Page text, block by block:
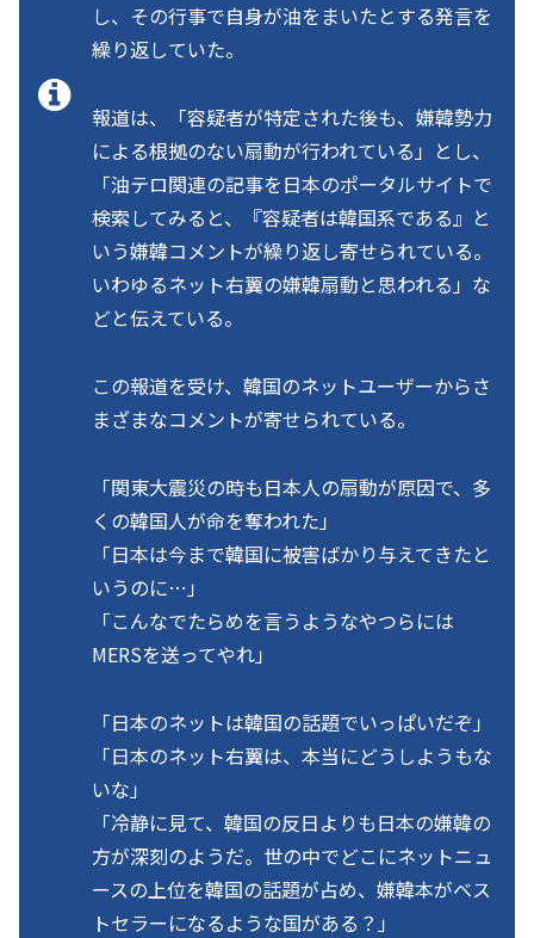
し、その行事で自身が油をまいたとする発言を
繰り返していた。
報道は、「容疑者が特定された後も、嫌韓勢力
による根拠のない扇動が行われている」とし、
「油テロ関連の記事を日本のポータルサイトで
検索してみると、『容疑者は韓国系である』と
いう嫌韓コメントが繰り返し寄せられている。
いわゆるネット右翼の嫌韓扇動と思われる」な
どと伝えている。
この報道を受け、韓国のネットユーザーからさ
まざまなコメントが寄せられている。
「関東大震災の時も日本人の扇動が原因で、多
くの韓国人が命を奪われた」
「日本は今まで韓国に被害ばかり与えてきたと
いうのに…」
「こんなでたらめを言うようなやつらには
MERSを送ってやれ」
「日本のネットは韓国の話題でいっぱいだぞ」
「日本のネット右翼は、本当にどうしようもな
いな」
「冷静に見て、韓国の反日よりも日本の嫌韓の
方が深刻のようだ。世の中でどこにネットニュ
ースの上位を韓国の話題が占め、嫌韓本がベス
トセラーになるような国がある？」